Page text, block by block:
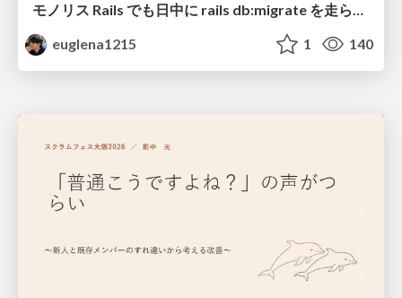
モノリス Rails でも日中に rails db:migrate を走らせたい！ / Daytime rails db:migrate on Monolithic Rails!
euglena1215
1 140